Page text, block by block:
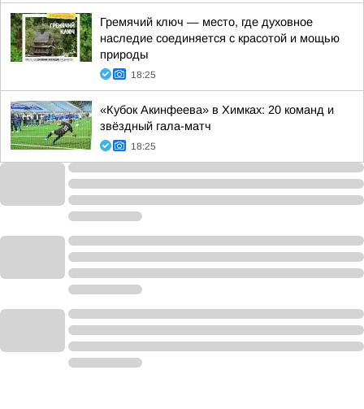
Гремячий ключ — место, где духовное
наследие соединяется с красотой и мощью
природы
18:25
«Кубок Акинфеева» в Химках: 20 команд и
звёздный гала-матч
18:25